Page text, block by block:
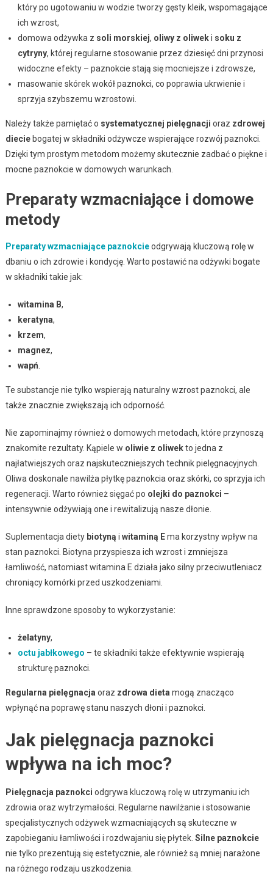
który po ugotowaniu w wodzie tworzy gęsty kleik, wspomagające
ich wzrost,
domowa odżywka z soli morskiej, oliwy z oliweki soku z
cytryny, której regularne stosowanie przez dziesięć dni przynosi
widoczne efekty – paznokcie stają się mocniejsze i zdrowsze,
masowanie skórek wokół paznokci, co poprawia ukrwienie i
sprzyja szybszemu wzrostowi.
Należy także pamiętać o systematycznej pielęgnacji oraz zdrowej
dieciebogatej w składniki odżywcze wspierające rozwój paznokci.
Dzięki tym prostym metodom możemy skutecznie zadbać o piękne i
mocne paznokcie w domowych warunkach.
Preparaty wzmacniające i domowe
metody
Preparaty wzmacniające paznokcieodgrywają kluczową rolę w
dbaniu o ich zdrowie i kondycję. Warto postawić na odżywki bogate
w składniki takie jak:
witamina B,
keratyna,
krzem,
magnez,
wapń.
Te substancje nie tylko wspierają naturalny wzrost paznokci, ale
także znacznie zwiększają ich odporność.
Nie zapominajmy również o domowych metodach, które przynoszą
znakomite rezultaty. Kąpiele w oliwie z oliwekto jedna z
najłatwiejszych oraz najskuteczniejszych technik pielęgnacyjnych.
Oliwa doskonale nawilża płytkę paznokcia oraz skórki, co sprzyja ich
regeneracji. Warto również sięgać po olejki do paznokci –
intensywnie odżywiają one i rewitalizują nasze dłonie.
Suplementacja diety biotyną i witaminą Ema korzystny wpływ na
stan paznokci. Biotyna przyspiesza ich wzrost i zmniejsza
łamliwość, natomiast witamina E działa jako silny przeciwutleniacz
chroniący komórki przed uszkodzeniami.
Inne sprawdzone sposoby to wykorzystanie:
żelatyny,
octu jabłkowego – te składniki także efektywnie wspierają
strukturę paznokci.
Regularna pielęgnacjaoraz zdrowa dietamogą znacząco
wpłynąć na poprawę stanu naszych dłoni i paznokci.
Jak pielęgnacja paznokci
wpływa na ich moc?
Pielęgnacja paznokci odgrywa kluczową rolę w utrzymaniu ich
zdrowia oraz wytrzymałości. Regularne nawilżanie i stosowanie
specjalistycznych odżywek wzmacniających są skuteczne w
zapobieganiu łamliwości i rozdwajaniu się płytek. Silne paznokcie
nie tylko prezentują się estetycznie, ale również są mniej narażone
na różnego rodzaju uszkodzenia.